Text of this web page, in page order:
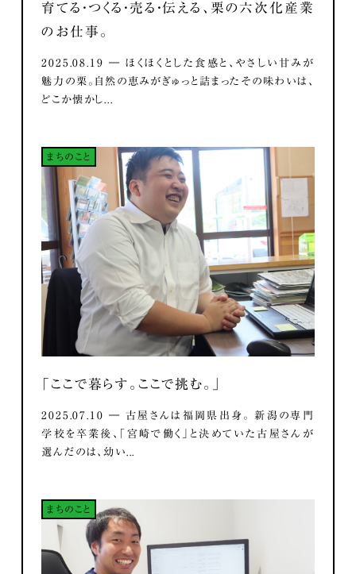
育てる・つくる・売る・伝える、栗の六次化産業
のお仕事。
2025.08.19 ― ほくほくとした食感と、やさしい甘みが
魅力の栗。自然の恵みがぎゅっと詰まったその味わいは、
どこか懐かし...
まちのこと
「ここで暮らす。ここで挑む。」
2025.07.10 ― 古屋さんは福岡県出身。 新潟の専門
学校を卒業後、「宮崎で働く」と決めていた古屋さんが
選んだのは、幼い...
まちのこと